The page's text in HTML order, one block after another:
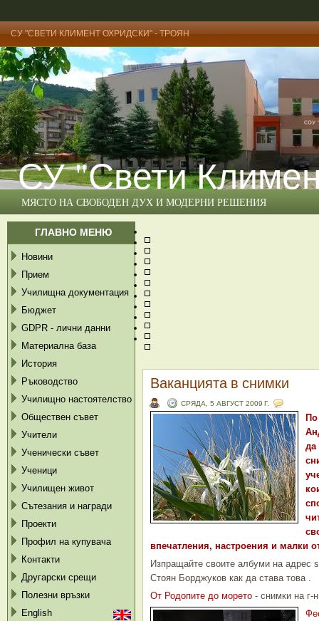
СУ "СВЕТИ КЛИМЕНТ ОХРИДСКИ" - ТРОЯН
СУ "Свети
МЯСТО НА СВОБОДЕН ДУХ И МОДЕРНИ РЕШЕНИЯ
ГЛАВНО МЕНЮ
Новини
Прием
Училищна документация
Бюджет
GDPR - лични данни
Материална база
История
Ръководство
Училищно настоятелство
Обществен съвет
Учители
Ученически съвет
Ученици
Училищен живот
Сътезания и награди
Проекти
Профил на купувача
Контакти
Другарски срещи
Полезни връзки
English
Ваканцията в снимки
СРЯДА, 5 АВГУСТ 2009 Г.
По
да
впечатления, настроения и малки
Изпращайте своите албуми на адрес
Стоян Борджуков как да става това .
От Родопите до морето - снимки на г-